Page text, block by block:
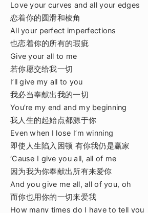
Love your curves and all your edges
恋着你的圆滑和棱角
All your perfect imperfections
也恋着你的所有的瑕疵
Give your all to me
若你愿交给我一切
I’ll give my all to you
我必当奉献出我的一切
You’re my end and my beginning
我人生的起始点都源于你
Even when I lose I’m winning
即使人生陷入困顿 有你我仍是赢家
‘Cause I give you all, all of me
因为我为你奉献出所有来爱你
And you give me all, all of you, oh
而你也用你的一切来爱我
How many times do I have to tell you